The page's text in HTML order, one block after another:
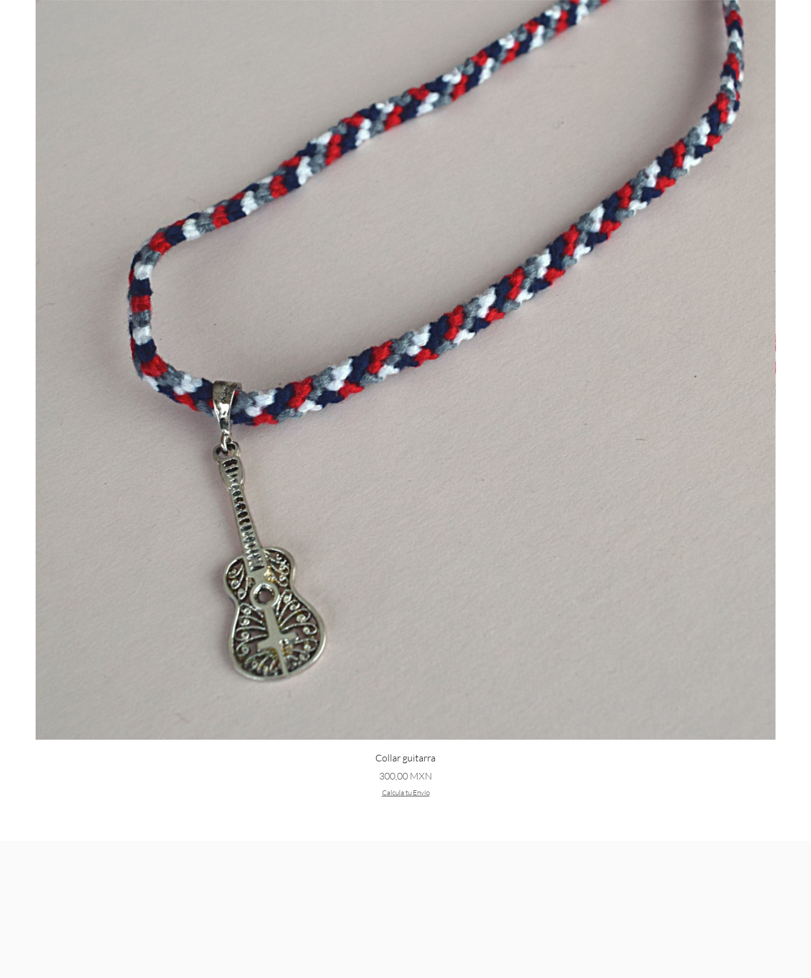
Vista rápida
Collar guitarra
Precio
300,00 MXN
Calcula tu Envío